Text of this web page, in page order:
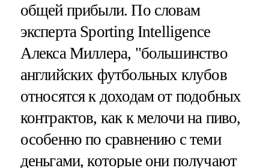
общей прибыли. По словам
эксперта Sporting Intelligence
Алекса Миллера, "большинство
английских футбольных клубов
относятся к доходам от подобных
контрактов, как к мелочи на пиво,
особенно по сравнению с теми
деньгами, которые они получают